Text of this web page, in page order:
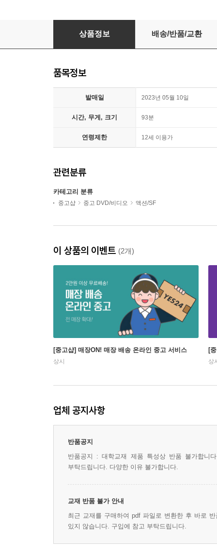
지포스 : 스페이스 배틀
상품정보 배송/반품/교환
품목정보
발매일 2023년 05월 10일
시간, 무게, 크기 93분
연령제한 12세 이용가
관련분류
카테고리 분류
중고샵 중고 DVD/비디오 액션/SF
이 상품의 이벤트 (2개)
[중고샵] 매장ON! 매장 배송 온라인 중고 서비스
상시
[
상
업체 공지사항
반품공지
반품공지 : 대학교재 제품 특성상 반품 불가합니
부탁드립니다. 다양한 이유 불가합니다.
교재 반품 불가 안내
최근 교재를 구매하여 pdf 파일로 변환한 후 바로
있지 않습니다. 구입에 참고 부탁드립니다.